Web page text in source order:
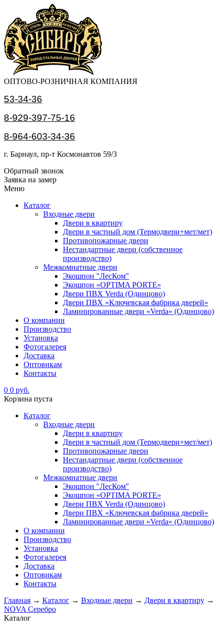
ОПТОВО-РОЗНИЧНАЯ КОМПАНИЯ
53-34-36
8-929-397-75-16
8-964-603-34-36
г. Барнаул, пр-т Космонавтов 59/3
Обратный звонок
Заявка на замер
Меню
Каталог
Входные двери
Двери в квартиру
Двери в частный дом (Термодвери+мет/мет)
Противопожарные двери
Нестандартные двери (собственное
производство)
Межкомнатные двери
Экошпон "ЛесКом"
Экошпон «OPTIMA PORTE»
Двери ПВХ Verda (Одинцово)
Двери ПВХ «Ключевская фабрика дверей»
Ламинированные двери «Verda» (Одинцово)
О компании
Производство
Установка
Фотогалерея
Доставка
Оптовикам
Контакты
0 0 руб.
Корзина пуста
Каталог
Входные двери
Двери в квартиру
Двери в частный дом (Термодвери+мет/мет)
Противопожарные двери
Нестандартные двери (собственное
производство)
Межкомнатные двери
Экошпон "ЛесКом"
Экошпон «OPTIMA PORTE»
Двери ПВХ Verda (Одинцово)
Двери ПВХ «Ключевская фабрика дверей»
Ламинированные двери «Verda» (Одинцово)
О компании
Производство
Установка
Фотогалерея
Доставка
Оптовикам
Контакты
Главная → Каталог → Входные двери → Двери в квартиру →
NOVA Серебро
Каталог